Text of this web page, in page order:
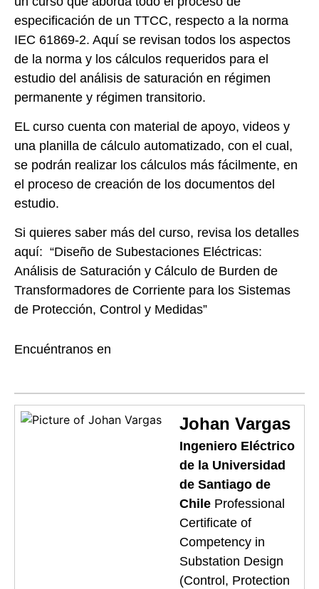
especificación de un TTCC, respecto a la norma
IEC 61869-2. Aquí se revisan todos los aspectos
de la norma y los cálculos requeridos para el
estudio del análisis de saturación en régimen
permanente y régimen transitorio.
EL curso cuenta con material de apoyo, videos y
una planilla de cálculo automatizado, con el cual,
se podrán realizar los cálculos más fácilmente, en
el proceso de creación de los documentos del
estudio.
Si quieres saber más del curso, revisa los detalles
aquí: “Diseño de Subestaciones Eléctricas:
Análisis de Saturación y Cálculo de Burden de
Transformadores de Corriente para los Sistemas
de Protección, Control y Medidas”
Encuéntranos en
Johan Vargas
Ingeniero Eléctrico
de la Universidad
de Santiago de
Chile Professional
Certificate of
Competency in
Substation Design
(Control, Protection